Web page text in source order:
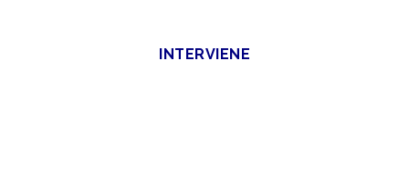
INTERVIENE